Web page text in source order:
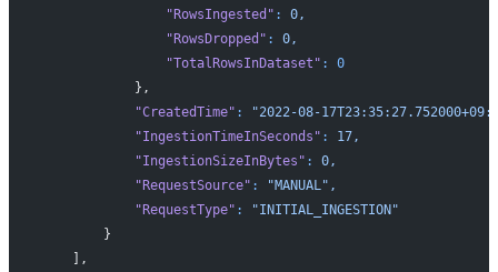
                "RowsIngested"
:
0,
                "RowsDropped"
:
0,
                "TotalRowsInDataset"
:
0
            },
            "CreatedTime"
:
"2022-08-
            "IngestionTimeInSeconds"
:
17,
            "IngestionSizeInBytes"
:
0,
            "RequestSource"
:
"MANUAL",
            "RequestType"
:
"INITIAL_INGESTION"
        }
    ],